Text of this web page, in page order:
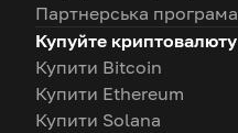
Партнерська програма
Купуйте криптовалюту
Купити Bitcoin
Купити Ethereum
Купити Solana